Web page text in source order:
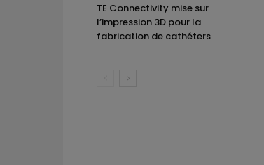
TE Connectivity mise sur
l’impression 3D pour la
fabrication de cathéters